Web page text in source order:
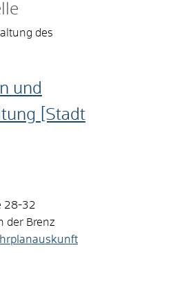
des
und
[Stadt
28-32
der Brenz